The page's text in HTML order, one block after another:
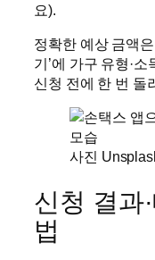
요).
정확한 예상 금액
기’에 가구 유형·
신청 전에 한 번 돌
사진
신청 결과
법